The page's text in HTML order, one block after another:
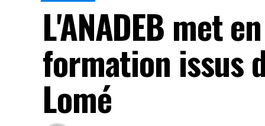
L'ANADEB met
formation issus
Lomé